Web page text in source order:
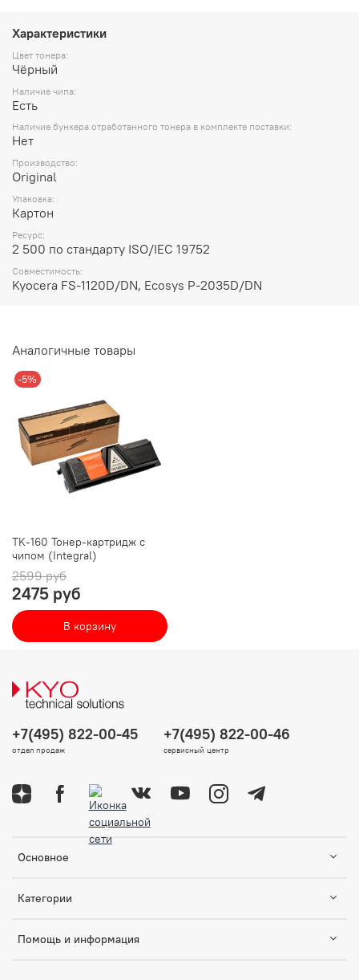
Характеристики
Цвет тонера:
Чёрный
Наличие чипа:
Есть
Наличие бункера отработанного тонера в комплекте поставки:
Нет
Производство:
Original
Упаковка:
Картон
Ресурс:
2 500 по стандарту ISO/IEC 19752
Совместимость:
Kyocera FS-1120D/DN, Ecosys P-2035D/DN
Аналогичные товары
-5%
TK-160 Тонер-картридж с
чипом (Integral)
2599 руб
2475 руб
В корзину
Основное
Категории
Помощь и информация
+7(495) 822-00-45
отдел продаж
+7(495) 822-00-46
сервисный центр